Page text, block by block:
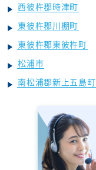
西彼杵郡時津町
東彼杵郡川棚町
東彼杵郡東彼杵町
松浦市
南松浦郡新上五島町